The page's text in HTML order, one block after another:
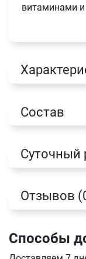
витаминами
Состав
Суточный
Отзывов
Способы